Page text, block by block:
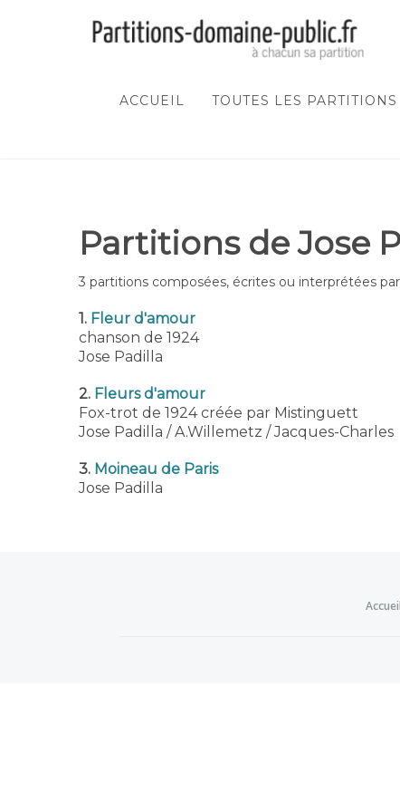
ACCUEIL TOUTES LES PARTITIONS
Partitions de Jose
3 partitions composées, écrites ou interprétées
1. Fleur d'amour
chanson de 1924
Jose Padilla
2. Fleurs d'amour
Fox-trot de 1924 créée par Mistinguett
Jose Padilla / A.Willemetz / Jacques-Charles
3. Moineau de Paris
Jose Padilla
Accueil